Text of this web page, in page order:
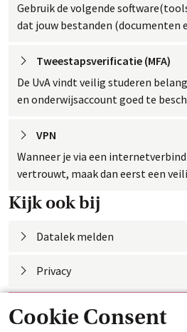
Cookie Consent
Gebruik de volgende
dat jouw bestanden (documenten
Tweestapsverificatie (MFA)
De UvA vindt veilig studeren
en onderwijsaccount goed te
VPN
Wanneer je via een
vertrouwt, maak dan eerst een
telefoon.
Kijk ook bij
Datalek melden
Privacy
Contact